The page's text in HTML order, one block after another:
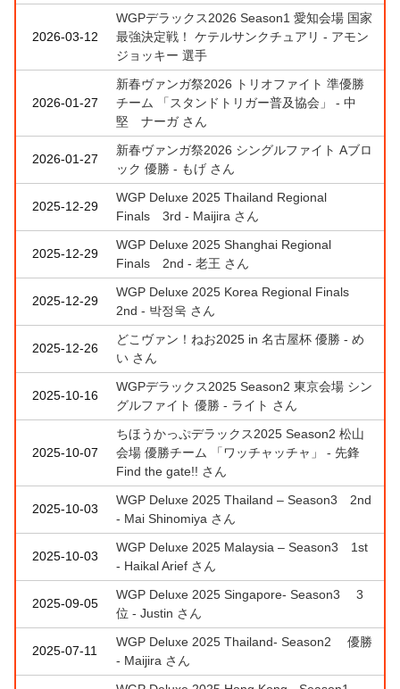
2026-03-12
WGPデラックス2026 Season1 愛知会場 国家
最強決定戦！ ケテルサンクチュアリ - アモン
ジョッキー 選手
2026-01-27
新春ヴァンガ祭2026 トリオファイト 準優勝
チーム 「スタンドトリガー普及協会」 - 中
堅 ナーガ さん
2026-01-27
新春ヴァンガ祭2026 シングルファイト Aブロ
ック 優勝 - もげ さん
2025-12-29
WGP Deluxe 2025 Thailand Regional
Finals 3rd - Maijira さん
2025-12-29
WGP Deluxe 2025 Shanghai Regional
Finals 2nd - 老王 さん
2025-12-29
WGP Deluxe 2025 Korea Regional Finals
2nd - 박정욱 さん
2025-12-26
どこヴァン！ねお2025 in 名古屋杯 優勝 - め
い さん
2025-10-16
WGPデラックス2025 Season2 東京会場 シン
グルファイト 優勝 - ライト さん
2025-10-07
ちほうかっぷデラックス2025 Season2 松山
会場 優勝チーム 「ワッチャッチャ」 - 先鋒
Find the gate!! さん
2025-10-03
WGP Deluxe 2025 Thailand – Season3 2nd
- Mai Shinomiya さん
2025-10-03
WGP Deluxe 2025 Malaysia – Season3 1st
- Haikal Arief さん
2025-09-05
WGP Deluxe 2025 Singapore- Season3 3
位 - Justin さん
2025-07-11
WGP Deluxe 2025 Thailand- Season2 優勝
- Maijira さん